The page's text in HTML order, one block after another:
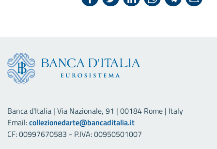
Banca d'Italia | Via Nazionale, 91 | 00184 Rome | Italy
Email:collezionedarte@bancaditalia.it
CF: 00997670583 - P.IVA: 00950501007